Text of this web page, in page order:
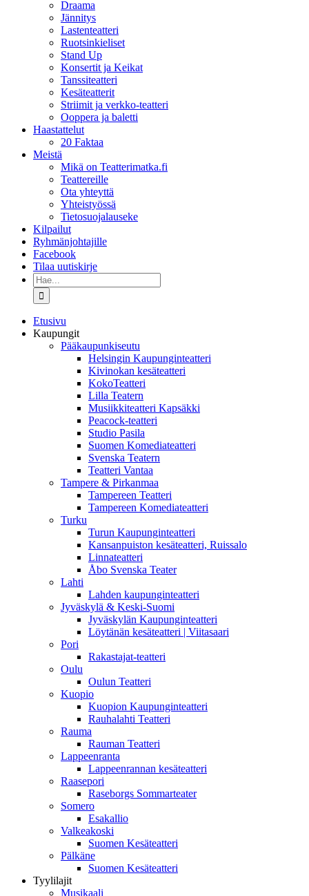
Draama
Jännitys
Lastenteatteri
Ruotsinkieliset
Stand Up
Konsertit ja Keikat
Tanssiteatteri
Kesäteatterit
Striimit ja verkko-teatteri
Ooppera ja baletti
Haastattelut
20 Faktaa
Meistä
Mikä on Teatterimatka.fi
Teattereille
Ota yhteyttä
Yhteistyössä
Tietosuojalauseke
Kilpailut
Ryhmänjohtajille
Facebook
Tilaa uutiskirje
Etsi
...
Etusivu
Kaupungit
Pääkaupunkiseutu
Helsingin Kaupunginteatteri
Kivinokan kesäteatteri
KokoTeatteri
Lilla Teatern
Musiikkiteatteri Kapsäkki
Peacock-teatteri
Studio Pasila
Suomen Komediateatteri
Svenska Teatern
Teatteri Vantaa
Tampere & Pirkanmaa
Tampereen Teatteri
Tampereen Komediateatteri
Turku
Turun Kaupunginteatteri
Kansanpuiston kesäteatteri, Ruissalo
Linnateatteri
Åbo Svenska Teater
Lahti
Lahden kaupunginteatteri
Jyväskylä & Keski-Suomi
Jyväskylän Kaupunginteatteri
Löytänän kesäteatteri | Viitasaari
Pori
Rakastajat-teatteri
Oulu
Oulun Teatteri
Kuopio
Kuopion Kaupunginteatteri
Rauhalahti Teatteri
Rauma
Rauman Teatteri
Lappeenranta
Lappeenrannan kesäteatteri
Raasepori
Raseborgs Sommarteater
Somero
Esakallio
Valkeakoski
Suomen Kesäteatteri
Pälkäne
Suomen Kesäteatteri
Tyylilajit
Musikaali